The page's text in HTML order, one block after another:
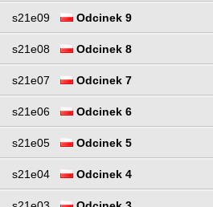
s21e09 Odcinek 9
s21e08 Odcinek 8
s21e07 Odcinek 7
s21e06 Odcinek 6
s21e05 Odcinek 5
s21e04 Odcinek 4